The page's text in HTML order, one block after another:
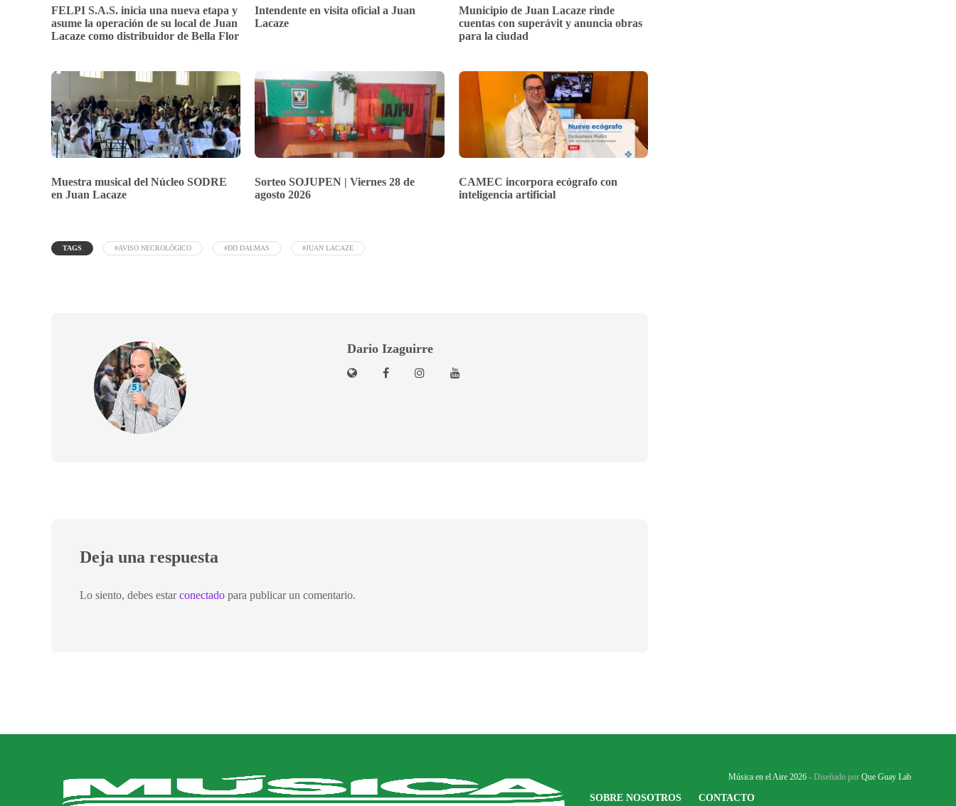
FELPI S.A.S. inicia una nueva etapa y
asume la operación de su local de Juan
Lacaze como distribuidor de Bella Flor
Intendente en visita oficial a Juan
Lacaze
Municipio de Juan Lacaze rinde
cuentas con superávit y anuncia obras
para la ciudad
Muestra musical del Núcleo SODRE
en Juan Lacaze
Sorteo SOJUPEN | Viernes 28 de
agosto 2026
CAMEC incorpora ecógrafo con
inteligencia artificial
TAGS #AVISO NECROLÓGICO #DD DALMAS #JUAN LACAZE
Dario Izaguirre
Deja una respuesta
Lo siento, debes estarconectado para publicar un comentario.
Música en el Aire 2026- Diseñado por Que Guay Lab
SOBRE NOSOTROS CONTACTO